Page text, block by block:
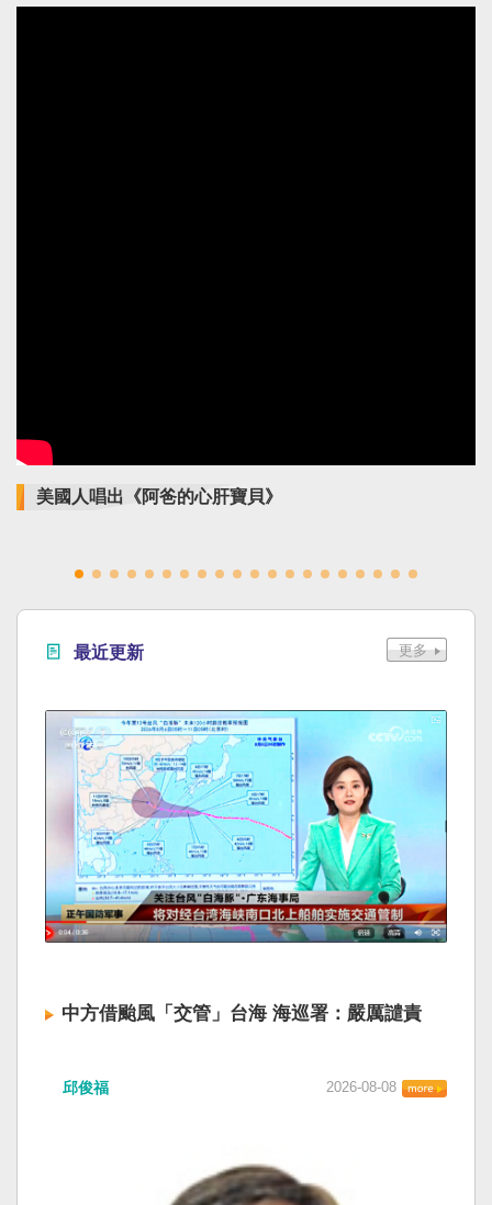
美國人唱出《阿爸的心肝寶貝》
最近更新
中方借颱風「交管」台海 海巡署：嚴厲譴責
「將對經過台灣海峽南口北上船舶實施交通管
視網） 陸委會：中共無理粗魯聲明 極其可笑 中國
廣東海事局公告，受到颱風白海豚影響，「將對
邱俊福 2026-08-08